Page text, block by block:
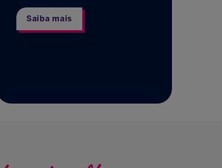
Saiba mais